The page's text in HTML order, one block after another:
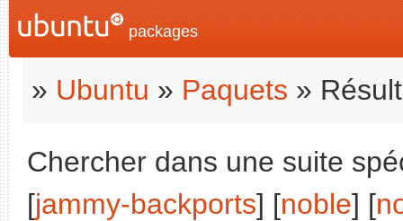
packages
» Ubuntu » Paquets »
Chercher dans une suite
[jammy-backports] [noble] [